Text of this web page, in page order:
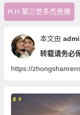
H.H.第三世多杰羌佛
本文由
转载请务必
https://